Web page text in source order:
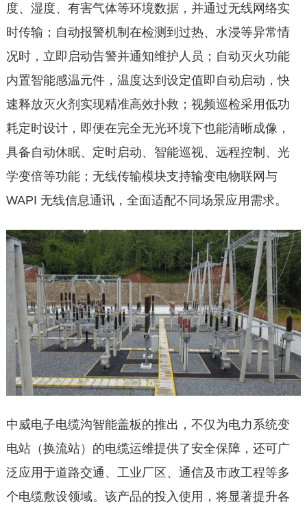
度、湿度、有害气体等环境数据，并通过无线网络实
时传输；自动报警机制在检测到过热、水浸等异常情
况时，立即启动告警并通知维护人员；自动灭火功能
内置智能感温元件，温度达到设定值即自动启动，快
速释放灭火剂实现精准高效扑救；视频巡检采用低功
耗定时设计，即便在完全无光环境下也能清晰成像，
具备自动休眠、定时启动、智能巡视、远程控制、光
学变倍等功能；无线传输模块支持输变电物联网与
WAPI 无线信息通讯，全面适配不同场景应用需求。
中威电子电缆沟智能盖板的推出，不仅为电力系统变
电站（换流站）的电缆运维提供了安全保障，还可广
泛应用于道路交通、工业厂区、通信及市政工程等多
个电缆敷设领域。该产品的投入使用，将显著提升各